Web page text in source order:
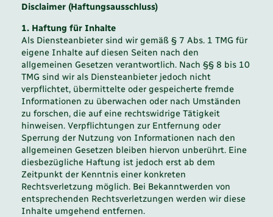
Disclaimer (Haftungsausschluss)
1. Haftung für Inhalte
Als Diensteanbieter sind wir gemäß § 7 Abs. 1 TMG für
eigene Inhalte auf diesen Seiten nach den
allgemeinen Gesetzen verantwortlich. Nach §§ 8 bis 10
TMG sind wir als Diensteanbieter jedoch nicht
verpflichtet, übermittelte oder gespeicherte fremde
Informationen zu überwachen oder nach Umständen
zu forschen, die auf eine rechtswidrige Tätigkeit
hinweisen. Verpflichtungen zur Entfernung oder
Sperrung der Nutzung von Informationen nach den
allgemeinen Gesetzen bleiben hiervon unberührt. Eine
diesbezügliche Haftung ist jedoch erst ab dem
Zeitpunkt der Kenntnis einer konkreten
Rechtsverletzung möglich. Bei Bekanntwerden von
entsprechenden Rechtsverletzungen werden wir diese
Inhalte umgehend entfernen.